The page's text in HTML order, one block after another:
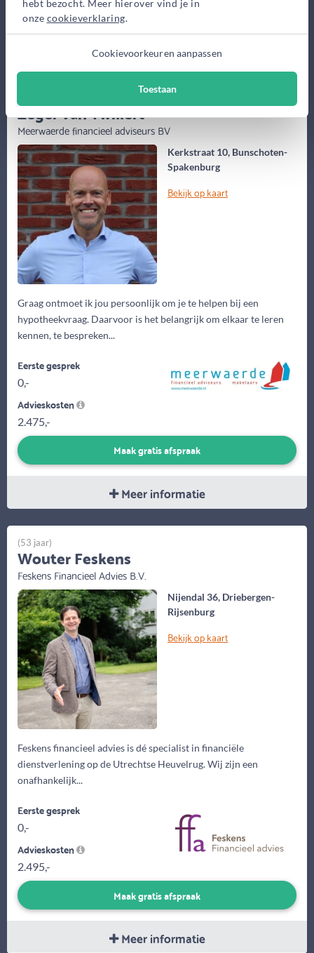
hebt bezocht. Meer hierover vind je in
onze cookieverklaring.
Cookievoorkeuren aanpassen
Toestaan
Maak gratis afspraak
Meer informatie
Kerkstraat 10, Bunschoten-
Spakenburg
Bekijk op kaart
Graag ontmoet ik jou persoonlijk om je te helpen bij een
hypotheekvraag. Daarvoor is het belangrijk om elkaar te leren
kennen, te bespreken...
Zeger van Twillert
Meerwaerde financieel adviseurs BV
Eerste gesprek
0,-
Advieskosten
2.475,-
Maak gratis afspraak
Meer informatie
Nijendal 36, Driebergen-
Rijsenburg
Bekijk op kaart
Feskens financieel advies is dé specialist in financiële
dienstverlening op de Utrechtse Heuvelrug. Wij zijn een
onafhankelijk...
(53 jaar)
Wouter Feskens
Feskens Financieel Advies B.V.
Eerste gesprek
0,-
Advieskosten
2.495,-
Maak gratis afspraak
Meer informatie